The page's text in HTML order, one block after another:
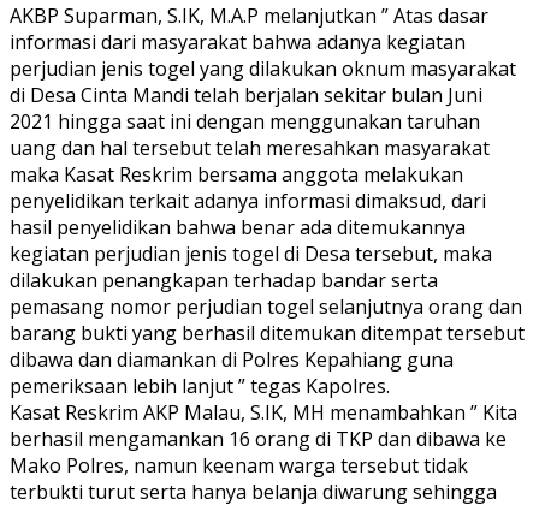
AKBP Suparman, S.IK, M.A.P melanjutkan ” Atas dasar
informasi dari masyarakat bahwa adanya kegiatan
perjudian jenis togel yang dilakukan oknum masyarakat
di Desa Cinta Mandi telah berjalan sekitar bulan Juni
2021 hingga saat ini dengan menggunakan taruhan
uang dan hal tersebut telah meresahkan masyarakat
maka Kasat Reskrim bersama anggota melakukan
penyelidikan terkait adanya informasi dimaksud, dari
hasil penyelidikan bahwa benar ada ditemukannya
kegiatan perjudian jenis togel di Desa tersebut, maka
dilakukan penangkapan terhadap bandar serta
pemasang nomor perjudian togel selanjutnya orang dan
barang bukti yang berhasil ditemukan ditempat tersebut
dibawa dan diamankan di Polres Kepahiang guna
pemeriksaan lebih lanjut ” tegas Kapolres.
Kasat Reskrim AKP Malau, S.IK, MH menambahkan ” Kita
berhasil mengamankan 16 orang di TKP dan dibawa ke
Mako Polres, namun keenam warga tersebut tidak
terbukti turut serta hanya belanja diwarung sehingga